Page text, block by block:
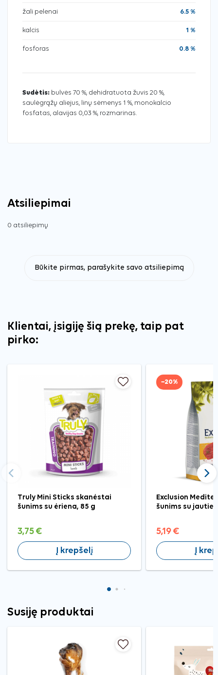
žali pelenai 6.5 %
kalcis 1 %
fosforas 0.8 %
Sudėtis: bulvės 70 %, dehidratuota žuvis 20 %,
saulėgrąžų aliejus, linų sėmenys 1 %, monokalcio
fosfatas, alavijas 0,03 %, rozmarinas.
Atsiliepimai
0 atsiliepimų
Būkite pirmas, parašykite savo atsiliepimą
Klientai, įsigiję šią prekę, taip pat
pirko:
Truly Mini Sticks skanėstai
šunims su ėriena, 85 g
3,75 €
Į krepšelį
−20%
Exclusion
šunims su
5,19 €
Į
Ankstesnis
Susiję produktai